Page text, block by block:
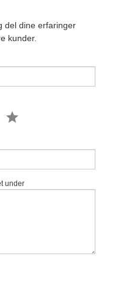
del dine erfaringer
kunder.
5 star
under